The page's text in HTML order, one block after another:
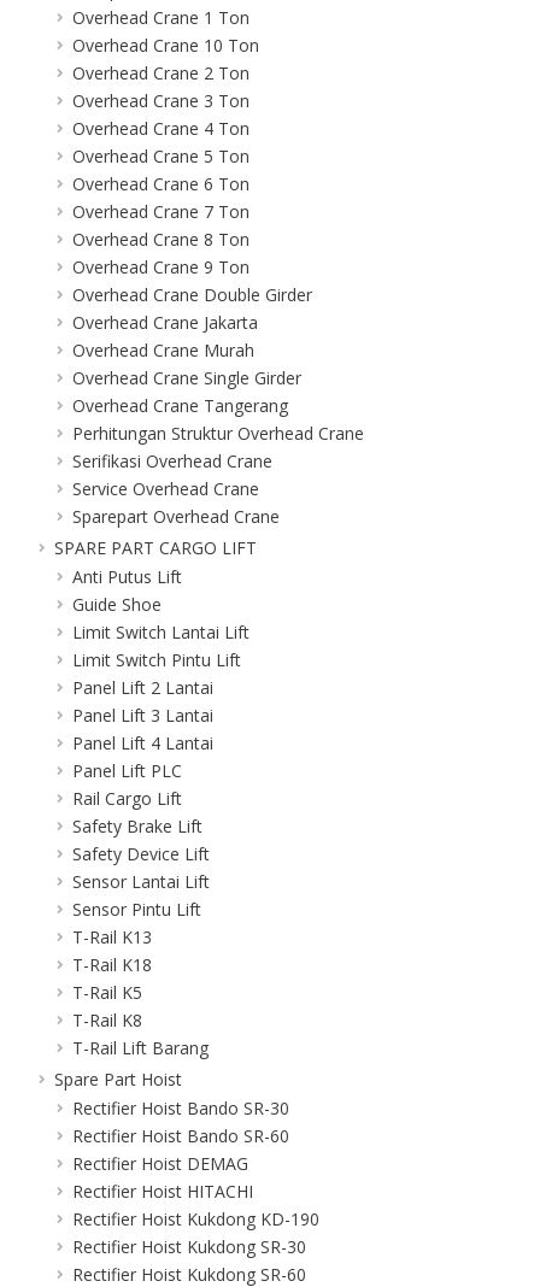
Overhead Crane 1 Ton
Overhead Crane 10 Ton
Overhead Crane 2 Ton
Overhead Crane 3 Ton
Overhead Crane 4 Ton
Overhead Crane 5 Ton
Overhead Crane 6 Ton
Overhead Crane 7 Ton
Overhead Crane 8 Ton
Overhead Crane 9 Ton
Overhead Crane Double Girder
Overhead Crane Jakarta
Overhead Crane Murah
Overhead Crane Single Girder
Overhead Crane Tangerang
Perhitungan Struktur Overhead Crane
Serifikasi Overhead Crane
Service Overhead Crane
Sparepart Overhead Crane
SPARE PART CARGO LIFT
Anti Putus Lift
Guide Shoe
Limit Switch Lantai Lift
Limit Switch Pintu Lift
Panel Lift 2 Lantai
Panel Lift 3 Lantai
Panel Lift 4 Lantai
Panel Lift PLC
Rail Cargo Lift
Safety Brake Lift
Safety Device Lift
Sensor Lantai Lift
Sensor Pintu Lift
T-Rail K13
T-Rail K18
T-Rail K5
T-Rail K8
T-Rail Lift Barang
Spare Part Hoist
Rectifier Hoist Bando SR-30
Rectifier Hoist Bando SR-60
Rectifier Hoist DEMAG
Rectifier Hoist HITACHI
Rectifier Hoist Kukdong KD-190
Rectifier Hoist Kukdong SR-30
Rectifier Hoist Kukdong SR-60